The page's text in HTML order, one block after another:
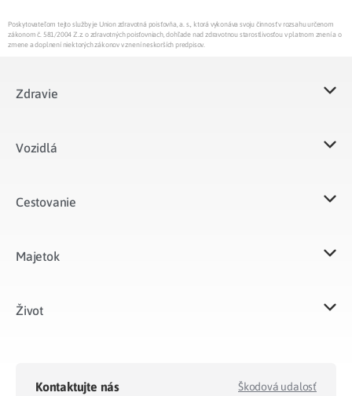
Poskytovateľom tejto služby je Union zdravotná poisťovňa, a. s., ktorá vykonáva svoju činnosť v rozsahu určenom
zákonom č. 581/2004 Z.z. o zdravotných poisťovniach, dohľade nad zdravotnou starostlivosťou v platnom znení a o
zmene a doplnení niektorých zákonov v znení neskorších predpisov.
Zdravie
Vozidlá​
Cestovanie
Majetok​
Život​
Kontaktujte nás Škodová udalosť